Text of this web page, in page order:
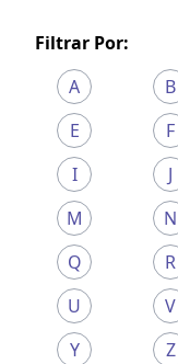
Filtrar Por:
A
B
E
F
I
J
M
N
Q
R
U
V
Y
Z